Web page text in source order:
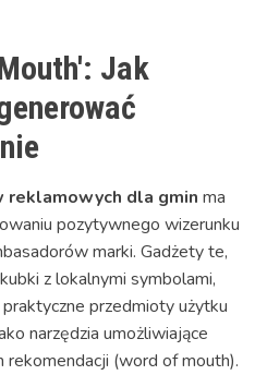
Jak
reklamowych dla gmin ma
pozytywnego wizerunku
marki. Gadżety te,
z lokalnymi symbolami,
przedmioty użytku
narzędzia umożliwiające
rekomendacji (word of mouth).